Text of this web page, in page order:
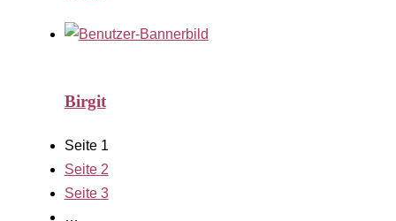
Birgit
Seite 1
Seite 2
Seite 3
…